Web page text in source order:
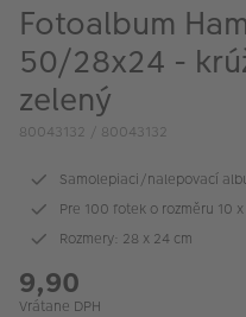
Fotoalbum
50/28x24 -
zelený
80043132 / 80043132
Samolepiaci/nalepovací
Pre 100 fotek o rozměru 10 x
Rozmery: 28 x 24 cm
9,90
Vrátane DPH